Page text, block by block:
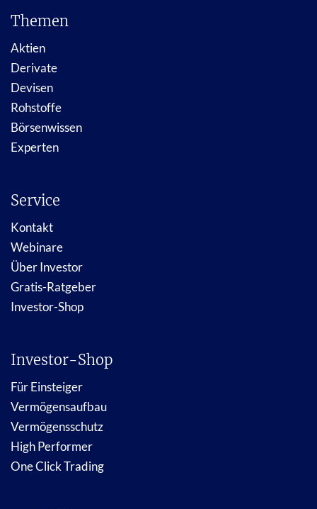
Themen
Aktien
Derivate
Devisen
Rohstoffe
Börsenwissen
Experten
Service
Kontakt
Webinare
Über Investor
Gratis-Ratgeber
Investor-Shop
Investor-Shop
Für Einsteiger
Vermögensaufbau
Vermögensschutz
High Performer
One Click Trading